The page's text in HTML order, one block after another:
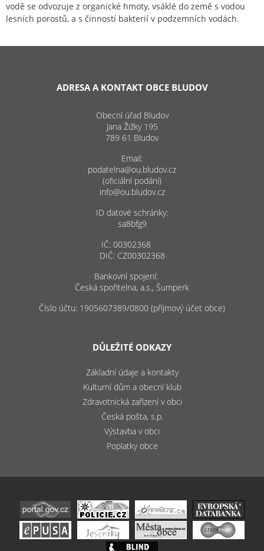
vodě se odvozuje z organické hmoty, vsáklé do země s vodou
lesních porostů, a s činností bakterií v podzemních vodách.
ADRESA A KONTAKT OBCE BLUDOV
Obecní úřad Bludov
Jana Žižky 195
789 61 Bludov
Email:
podatelna@ou.bludov.cz
(oficiální podání)
info@ou.bludov.cz
ID datové schránky:
sa8bfg9
IČ: 00302368
DIČ: CZ00302368
Bankovní spojení:
Česká spořitelna, a.s., Šumperk
Číslo účtu: 1905607389/0800 (příjmový účet obce)
DŮLEŽITÉ ODKAZY
Základní údaje a kontakty
Kulturní dům a obecní klub
Zdravotnická zařízení v obci
Česká pošta, s.p.
Výstavba v obci
Poplatky obce